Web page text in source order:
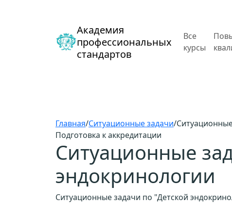
Академия
профессиональных
стандартов
Все
курсы
Главная/Ситуационные задачи/
Подготовка к аккредитации
Ситуационные
эндокринологии
Ситуационные задачи по "Детской